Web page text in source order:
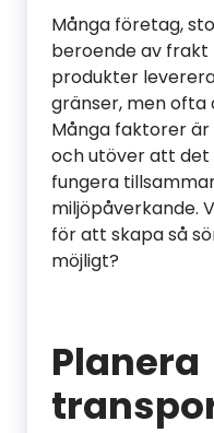
Många företag,
beroende av
produkter
gränser, men ofta
Många faktorer
och utöver att det
fungera
miljöpåverkande.
för att skapa så
möjligt?
Planera